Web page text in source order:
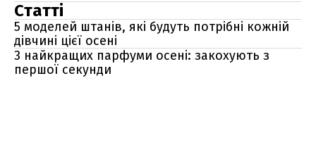
Статті
5 моделей штанів, які будуть потрібні кожній
дівчині цієї осені
3 найкращих парфуми осені: закохують з
першої секунди